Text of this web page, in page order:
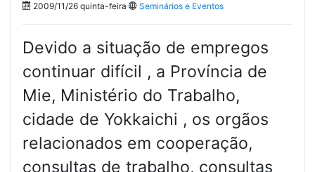
2009/11/26 quinta-feira Seminários e Eventos
Devido a situação de empregos
continuar difícil , a Província de
Mie, Ministério do Trabalho,
cidade de Yokkaichi , os orgãos
relacionados em cooperação,
consultas de trabalho, consultas